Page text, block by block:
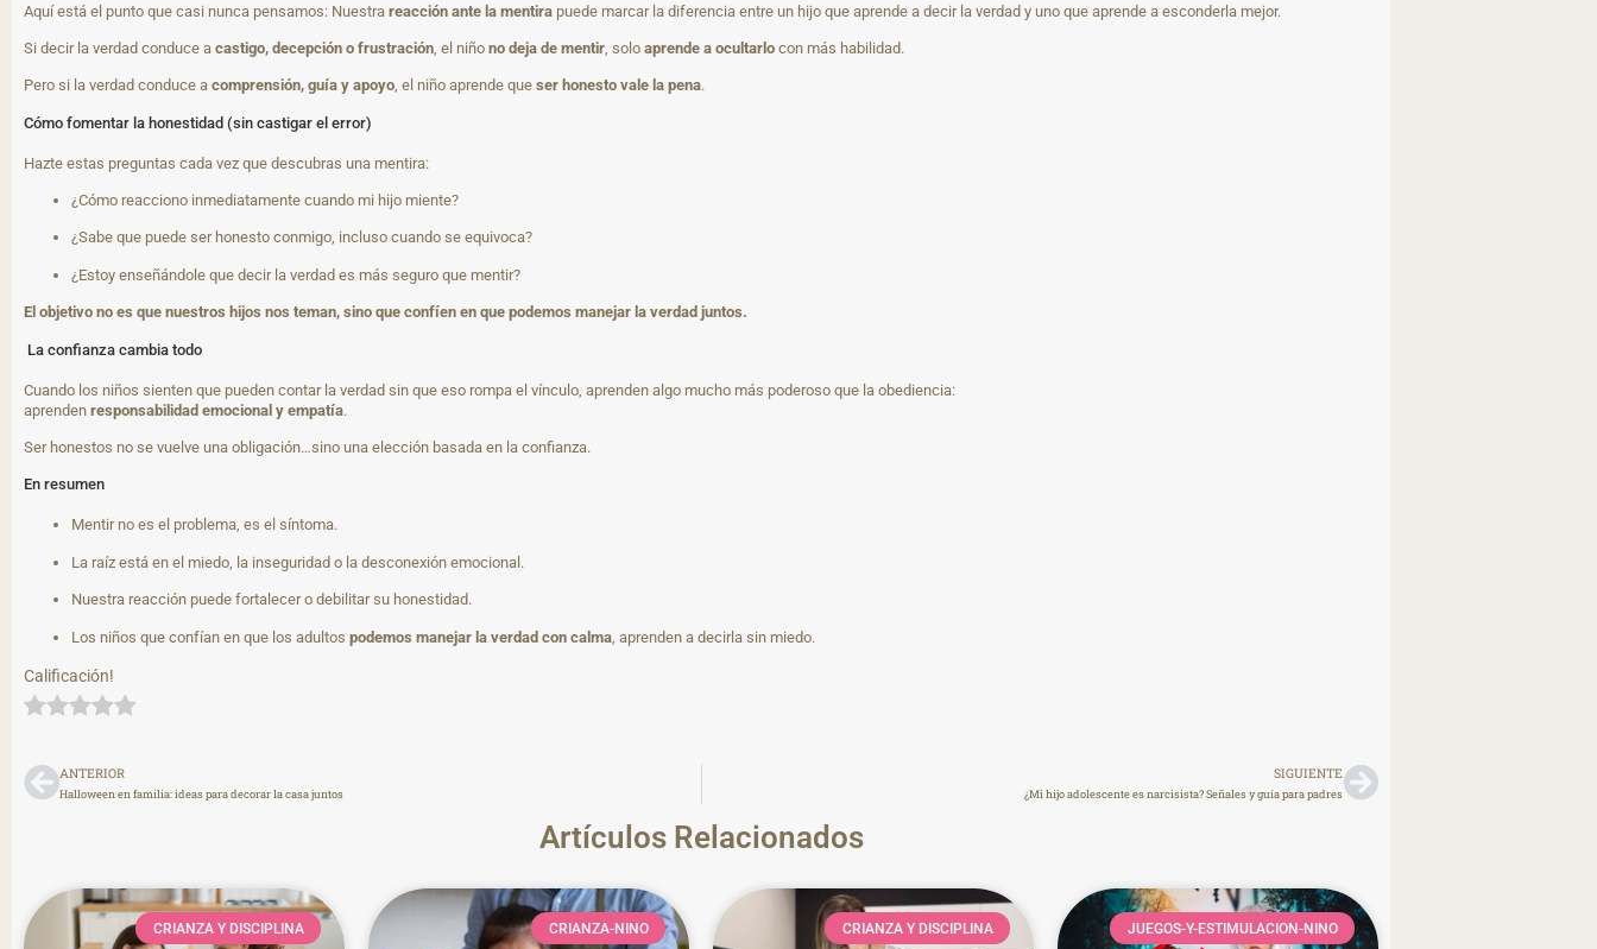
Aquí está el punto que casi nunca pensamos: Nuestra reacción ante la mentira puede marcar la diferencia entre un hijo que aprende a decir la verdad y uno que aprende a esconderla mejor.
Si decir la verdad conduce a castigo, decepción o frustración , el niño no deja de mentir , solo aprende a ocultarlo con más habilidad.
Pero si la verdad conduce a comprensión, guía y apoyo, el niño aprende que ser honesto vale la pena.
Cómo fomentar la honestidad (sin castigar el error)
Hazte estas preguntas cada vez que descubras una mentira:
¿Cómo reacciono inmediatamente cuando mi hijo miente?
¿Sabe que puede ser honesto conmigo, incluso cuando se equivoca?
¿Estoy enseñándole que decir la verdad es más seguro que mentir?
El objetivo no es que nuestros hijos nos teman, sino que confíen en que podemos manejar la verdad juntos.
La confianza cambia todo
Cuando los niños sienten que pueden contar la verdad sin que eso rompa el vínculo, aprenden algo mucho más poderoso que la obediencia:
aprenden responsabilidad emocional y empatía.
Ser honestos no se vuelve una obligación…sino una elección basada en la confianza.
En resumen
Mentir no es el problema, es el síntoma.
La raíz está en el miedo, la inseguridad o la desconexión emocional.
Nuestra reacción puede fortalecer o debilitar su honestidad.
Los niños que confían en que los adultos podemos manejar la verdad con calma , aprenden a decirla sin miedo.
Calificación!
ANTERIOR
Halloween en familia: ideas para decorar la casa juntos
SIGUIENTE
¿Mi hijo adolescente es narcisista? Señales y guía para padres
Artículos Relacionados
CRIANZA Y DISCIPLINA CRIANZA-NINO CRIANZA Y DISCIPLINA JUEGOS-Y-ESTIMULACION-NINO